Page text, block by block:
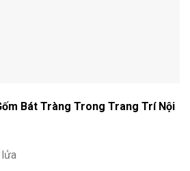
Bát Tràng Trong Trang Trí Nội
lửa